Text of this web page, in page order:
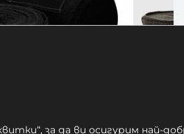
за да ви осигурим най-